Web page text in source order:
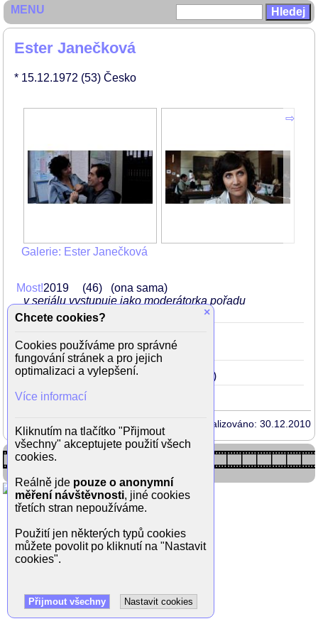
Ester Janečková
* 15.12.1972 (53) Česko
Galerie: Ester Janečková
Most!2019 46
(ona sama)
v seriálu vystupuje jako moderátorka pořadu
Pošta pro tebe
Ulovit miliardáře Brief-
36
(Tatiana Jakubíčková)
Nestyda2008 35 (Ester Janečková)
Aktualizováno: 30.12.2010
MENU
×
Chcete cookies?
Cookies používáme pro správné
fungování stránek a pro jejich
optimalizaci a vylepšení.
Více informací
Kliknutím na tlačítko "Přijmout
všechny" akceptujete použití všech
cookies.
Reálně jde pouze o anonymní
měření návštěvnosti, jiné cookies
třetích stran nepoužíváme.
Použití jen některých typů cookies
můžete povolit po kliknutí na "Nastavit
cookies".
Přijmout všechny Nastavit cookies